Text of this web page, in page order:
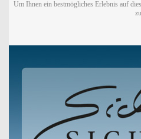
Um Ihnen ein bestmögliches Erlebnis auf